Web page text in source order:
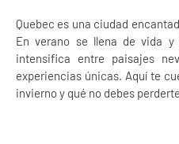
Quebec es una ciudad
En verano se llena de vida
intensifica entre paisajes
experiencias únicas. Aquí te
invierno y qué no debes